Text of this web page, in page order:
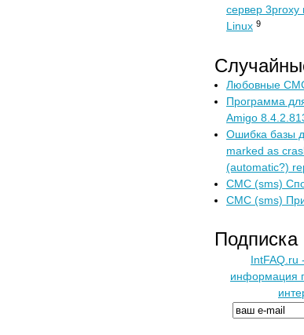
сервер 3proxy
Linux 9
Любовные
Программа
Amigo
Ошибка базы
marked as
(automatic?)
СМС (sms)
СМС (sms)
Подписка
IntFAQ.ru
информация